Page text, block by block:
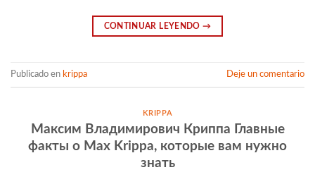
CONTINUAR LEYENDO→
Publicado en krippa Deje un comentario
KRIPPA
Максим Владимирович Криппа Главные
факты о Max Krippa, которые вам нужно
знать